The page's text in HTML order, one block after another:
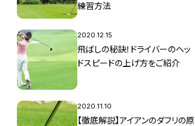
練習方法
2020.12.15
飛ばしの秘訣！ドライバーのヘッ
ドスピードの上げ方をご紹介
2020.11.10
【徹底解説】アイアンのダフリの原